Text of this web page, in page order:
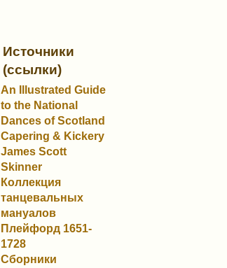
Источники
(ссылки)
An Illustrated Guide
to the National
Dances of Scotland
Capering & Kickery
James Scott
Skinner
Коллекция
танцевальных
мануалов
Плейфорд 1651-
1728
Сборники